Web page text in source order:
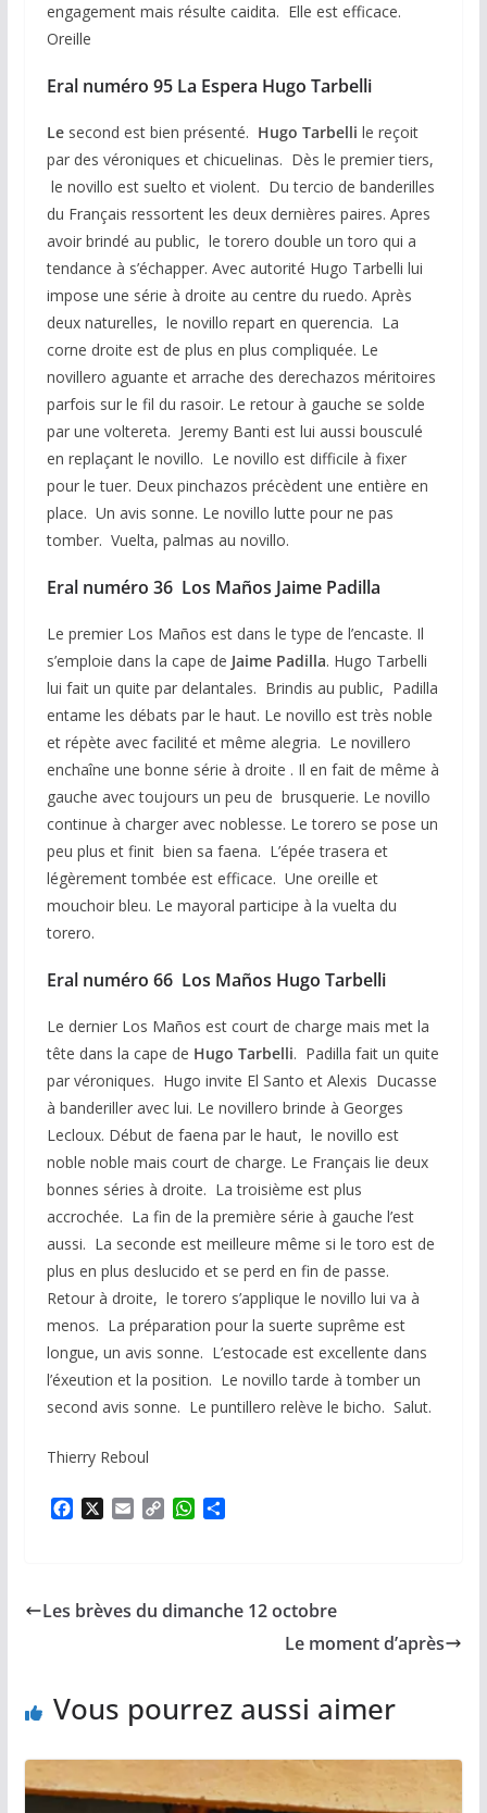
engagement mais résulte caidita. Elle est efficace.
Oreille
Eral numéro 95 La Espera Hugo Tarbelli
Le second est bien présenté. Hugo Tarbelli le reçoit
par des véroniques et chicuelinas. Dès le premier tiers,
le novillo est suelto et violent. Du tercio de banderilles
du Français ressortent les deux dernières paires. Apres
avoir brindé au public, le torero double un toro qui a
tendance à s’échapper. Avec autorité Hugo Tarbelli lui
impose une série à droite au centre du ruedo. Après
deux naturelles, le novillo repart en querencia. La
corne droite est de plus en plus compliquée. Le
novillero aguante et arrache des derechazos méritoires
parfois sur le fil du rasoir. Le retour à gauche se solde
par une voltereta. Jeremy Banti est lui aussi bousculé
en replaçant le novillo. Le novillo est difficile à fixer
pour le tuer. Deux pinchazos précèdent une entière en
place. Un avis sonne. Le novillo lutte pour ne pas
tomber. Vuelta, palmas au novillo.
Eral numéro 36 Los Maños Jaime Padilla
Le premier Los Maños est dans le type de l’encaste. Il
s’emploie dans la cape de Jaime Padilla. Hugo Tarbelli
lui fait un quite par delantales. Brindis au public, Padilla
entame les débats par le haut. Le novillo est très noble
et répète avec facilité et même alegria. Le novillero
enchaîne une bonne série à droite . Il en fait de même à
gauche avec toujours un peu de brusquerie. Le novillo
continue à charger avec noblesse. Le torero se pose un
peu plus et finit bien sa faena. L’épée trasera et
légèrement tombée est efficace. Une oreille et
mouchoir bleu. Le mayoral participe à la vuelta du
torero.
Eral numéro 66 Los Maños Hugo Tarbelli
Le dernier Los Maños est court de charge mais met la
tête dans la cape de Hugo Tarbelli. Padilla fait un quite
par véroniques. Hugo invite El Santo et Alexis Ducasse
à banderiller avec lui. Le novillero brinde à Georges
Lecloux. Début de faena par le haut, le novillo est
noble noble mais court de charge. Le Français lie deux
bonnes séries à droite. La troisième est plus
accrochée. La fin de la première série à gauche l’est
aussi. La seconde est meilleure même si le toro est de
plus en plus deslucido et se perd en fin de passe.
Retour à droite, le torero s’applique le novillo lui va à
menos. La préparation pour la suerte suprême est
longue, un avis sonne. L’estocade est excellente dans
l’éxeution et la position. Le novillo tarde à tomber un
second avis sonne. Le puntillero relève le bicho. Salut.
Thierry Reboul
o
i
W
A
g
Les brèves du dimanche 12 octobre
Le moment d’après
Vous pourrez aussi aimer